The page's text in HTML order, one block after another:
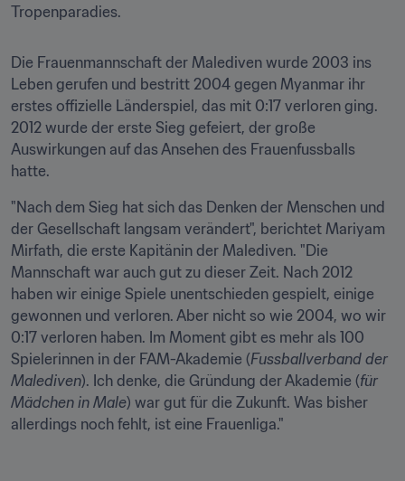
Tropenparadies.
Die Frauenmannschaft der Malediven wurde 2003 ins
Leben gerufen und bestritt 2004 gegen Myanmar ihr
erstes offizielle Länderspiel, das mit 0:17 verloren ging.
2012 wurde der erste Sieg gefeiert, der große
Auswirkungen auf das Ansehen des Frauenfussballs
hatte.
"Nach dem Sieg hat sich das Denken der Menschen und
der Gesellschaft langsam verändert", berichtet Mariyam
Mirfath, die erste Kapitänin der Malediven. "Die
Mannschaft war auch gut zu dieser Zeit. Nach 2012
haben wir einige Spiele unentschieden gespielt, einige
gewonnen und verloren. Aber nicht so wie 2004, wo wir
0:17 verloren haben. Im Moment gibt es mehr als 100
Spielerinnen in der FAM-Akademie (Fussballverband der
Malediven). Ich denke, die Gründung der Akademie (für
Mädchen in Male) war gut für die Zukunft. Was bisher
allerdings noch fehlt, ist eine Frauenliga."